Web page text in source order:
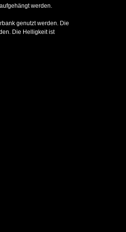
werden.
genutzt werden. Die
Die Helligkeit ist